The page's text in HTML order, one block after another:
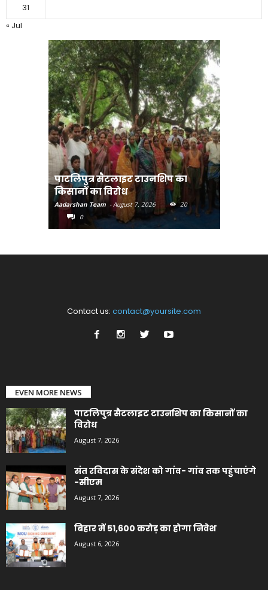
31
« Jul
पाटलिपुत्र सैटलाइट टाउनशिप का
किसानों का विरोध
Aadarshan Team - August 7, 2026
20
0
Contact us: contact@yoursite.com
EVEN MORE NEWS
पाटलिपुत्र सैटलाइट टाउनशिप का किसानों का
विरोध
August 7, 2026
संत रविदास के संदेश को गांव- गांव तक पहुंचाएंगे
-सीएम
August 7, 2026
बिहार में 51,600 करोड़ का होगा निवेश
August 6, 2026